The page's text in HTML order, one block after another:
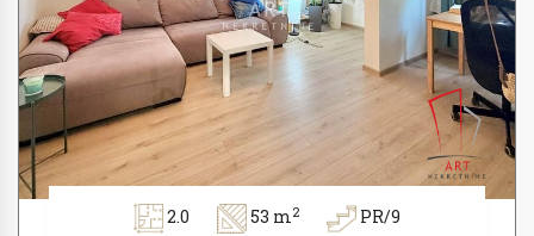
2.0 53 m2 PR/9